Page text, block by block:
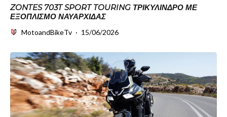
ZONTES 703T SPORT TOURING ΤΡΙΚΎΛΙΝΔΡΟ ΜΕ
ΕΞΟΠΛΙΣΜΌ ΝΑΥΑΡΧΊΔΑΣ
MotoandBikeTv · 15/06/2026